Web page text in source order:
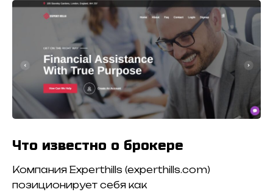
Что известно о брокере
Компания Experthills (experthills.com)
позиционирует себя как